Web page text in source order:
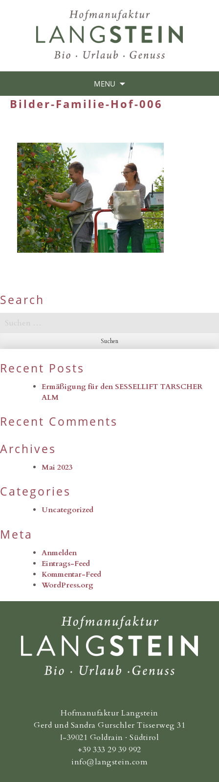
MENU
Bilder-Familie-Hof-006
Search
Suchen
nach:
Recent Posts
Ermäßigung für den SESSELLIFT TARSCHER
ALM
Recent Comments
Archives
Mai 2023
Categories
Uncategorized
Meta
Anmelden
Eintrags-Feed
Kommentar-Feed
WordPress.org
Hofmanufaktur Langstein
Gerd und Sandra Gurschler Tisserweg 31
I-39021 Goldrain · Südtirol
+39 333 29 39 992
info@langstein.com